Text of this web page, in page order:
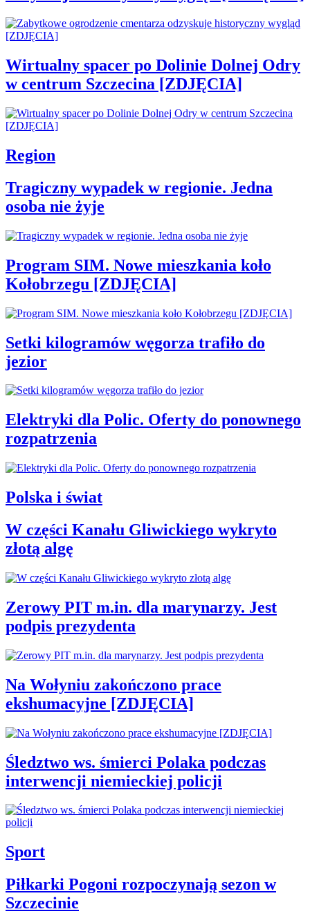
Wirtualny spacer po Dolinie Dolnej Odry
w centrum Szczecina [ZDJĘCIA]
Region
Tragiczny wypadek w regionie. Jedna
osoba nie żyje
Program SIM. Nowe mieszkania koło
Kołobrzegu [ZDJĘCIA]
Setki kilogramów węgorza trafiło do
jezior
Elektryki dla Polic. Oferty do ponownego
rozpatrzenia
Polska i świat
W części Kanału Gliwickiego wykryto
złotą algę
Zerowy PIT m.in. dla marynarzy. Jest
podpis prezydenta
Na Wołyniu zakończono prace
ekshumacyjne [ZDJĘCIA]
Śledztwo ws. śmierci Polaka podczas
interwencji niemieckiej policji
Sport
Piłkarki Pogoni rozpoczynają sezon w
Szczecinie